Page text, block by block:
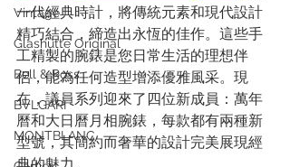
Vintage
Glashütte Original
Bell & Ross
BVLGARI
MONTBLANC
一代經典時計，將傳統元素和現代設計
精巧結合，締造出永恆的佳作。這些手
工精製的腕錶是您日常生活的理想伴
侶，能為任何造型增添優雅風采。現
在，議員系列迎來了四位新成員：萬年
曆和大日曆月相腕錶，每款都有兩種新
型號，其簡約而奢華的設計完美展現經